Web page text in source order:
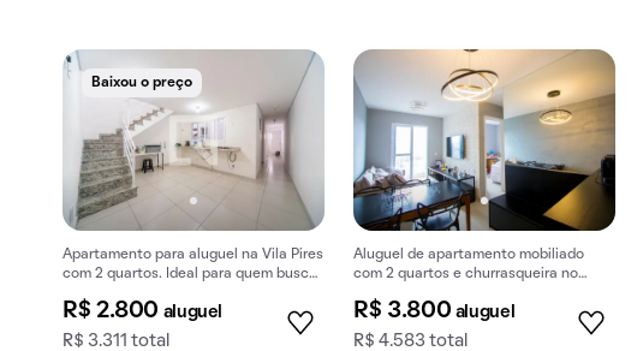
Baixou o preço
Apartamento para aluguel na Vila Pires
com 2 quartos. Ideal para quem busca
R$ 2.800 aluguel
R$ 3.311 total
Aluguel de apartamento mobiliado
com 2 quartos e churrasqueira no
R$ 3.800 aluguel
R$ 4.583 total